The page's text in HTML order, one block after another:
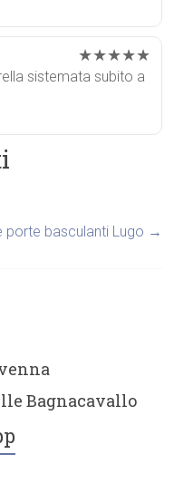
★★★★★
sistemata subito a
porte basculanti Lugo →
Bagnacavallo